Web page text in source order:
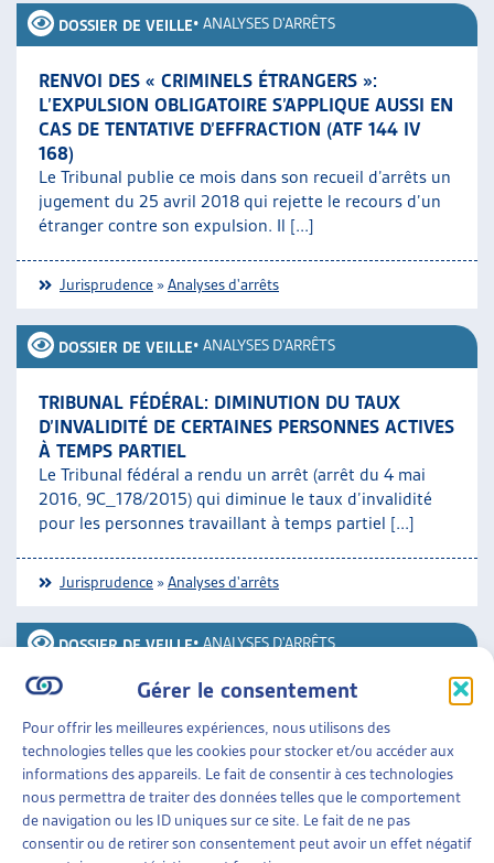
Gérer le consentement
Pour offrir les meilleures expériences, nous utilisons des
technologies telles que les cookies pour stocker et/ou accéder aux
informations des appareils. Le fait de consentir à ces technologies
nous permettra de traiter des données telles que le comportement
de navigation ou les ID uniques sur ce site. Le fait de ne pas
consentir ou de retirer son consentement peut avoir un effet négatif
DOSSIER DE VEILLE• ANALYSES D'ARRÊTS
RENVOI DES « CRIMINELS ÉTRANGERS »:
L’EXPULSION OBLIGATOIRE S’APPLIQUE AUSSI EN
CAS DE TENTATIVE D’EFFRACTION (ATF 144 IV
168)
Le Tribunal publie ce mois dans son recueil d’arrêts un
jugement du 25 avril 2018 qui rejette le recours d’un
étranger contre son expulsion. Il [...]
Jurisprudence »Analyses d'arrêts
DOSSIER DE VEILLE• ANALYSES D'ARRÊTS
TRIBUNAL FÉDÉRAL: DIMINUTION DU TAUX
D’INVALIDITÉ DE CERTAINES PERSONNES ACTIVES
À TEMPS PARTIEL
Le Tribunal fédéral a rendu un arrêt (arrêt du 4 mai
2016, 9C_178/2015) qui diminue le taux d’invalidité
pour les personnes travaillant à temps partiel [...]
Jurisprudence »Analyses d'arrêts
DOSSIER DE VEILLE•ANALYSES D'ARRÊTS
TAUX D’INVALIDITÉ DES PERSONNES
TRAVAILLANT À TEMPS PARTIEL : VIOLATION DE
LA CEDH
La Cour européenne des droits de l’homme a rendu un
arrêt de chambre (cela signifie que l’arrêt peut encore
faire l’objet d’un recours) concluant que [...]